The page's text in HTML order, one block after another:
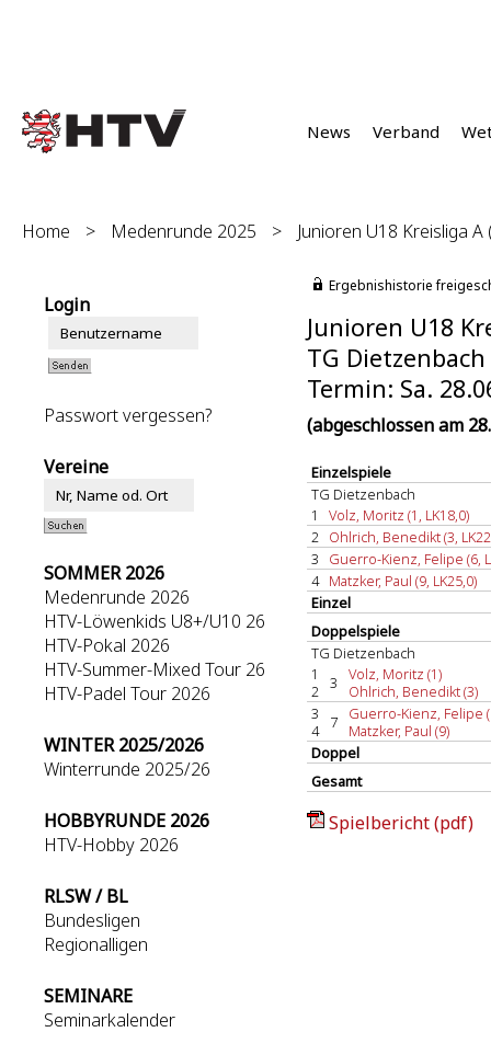
News Verband
Home > Medenrunde 2025 > Junioren U18 Kreisliga A
Login
Passwort vergessen?
Vereine
SOMMER 2026
Medenrunde 2026
HTV-Löwenkids U8+/U10 26
HTV-Pokal 2026
HTV-Summer-Mixed Tour 26
HTV-Padel Tour 2026
WINTER 2025/2026
Winterrunde 2025/26
HOBBYRUNDE 2026
HTV-Hobby 2026
RLSW / BL
Bundesligen
Regionalligen
SEMINARE
Seminarkalender
Ergebnishistorie
Junioren U18
TG
Termin: Sa.
(abgeschlossen am
Einzelspiele
TG Dietzenbach
1
Volz, Moritz (1, LK18,0)
2 Ohlrich, Benedikt (3,
3
Guerro-Kienz, Felipe (6,
4 Matzker, Paul (9, LK25,0)
Einzel
Doppelspiele
TG Dietzenbach
1
2 3
Volz, Moritz (1)
Ohlrich, Benedikt (3)
3
4
7
Guerro-Kienz, Felipe
Matzker, Paul (9)
Doppel
Gesamt
Spielbericht (pdf)